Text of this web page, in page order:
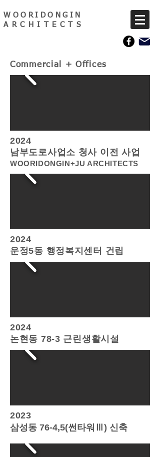
WOORIDONGIN
ARCHITECTS
Commercial + Offices
2024
​남부도로사업소 청사 이전 사업
WOORIDONGIN+JU ARCHITECTS
2024
운정5동 행정복지센터 건립
2024
논현동 78-3 근린생활시설
2023
삼성동 76-4,5(썬타워Ⅲ) 신축